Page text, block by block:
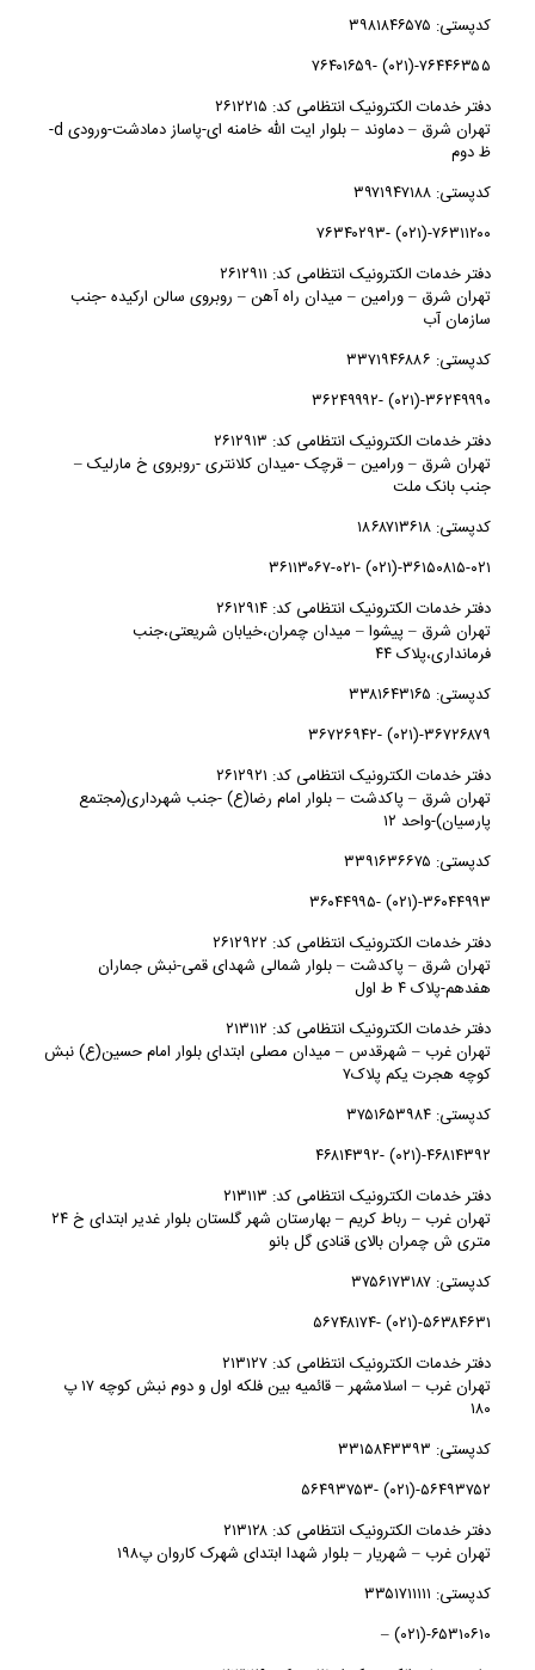
کدپستی: ۳۹۸۱۸۴۶۵۷۵
۷۶۴۴۶۳۵۵-(۰۲۱) -۷۶۴۰۱۶۵۹
دفتر خدمات الکترونیک انتظامی کد: ۲۶۱۲۲۱۵
تهران شرق – دماوند – بلوار ایت الله خامنه ای-پاساز دمادشت-ورودی d-
ظ دوم
کدپستی: ۳۹۷۱۹۴۷۱۸۸
۷۶۳۱۱۲۰۰-(۰۲۱) -۷۶۳۴۰۲۹۳
دفتر خدمات الکترونیک انتظامی کد: ۲۶۱۲۹۱۱
تهران شرق – ورامين – میدان راه آهن – روبروی سالن ارکیده -جنب
سازمان آب
کدپستی: ۳۳۷۱۹۴۶۸۸۶
۳۶۲۴۹۹۹۰-(۰۲۱) -۳۶۲۴۹۹۹۲
دفتر خدمات الکترونیک انتظامی کد: ۲۶۱۲۹۱۳
تهران شرق – ورامين – قرچک -میدان کلانتری -روبروی خ مارلیک –
جنب بانک ملت
کدپستی: ۱۸۶۸۷۱۳۶۱۸
۳۶۱۵۰۸۱۵-۰۲۱-(۰۲۱) -۳۶۱۱۳۰۶۷-۰۲۱
دفتر خدمات الکترونیک انتظامی کد: ۲۶۱۲۹۱۴
تهران شرق – پيشوا – میدان چمران،خیابان شریعتی،جنب
فرمانداری،پلاک ۴۴
کدپستی: ۳۳۸۱۶۴۳۱۶۵
۳۶۷۲۶۸۷۹-(۰۲۱) -۳۶۷۲۶۹۴۲
دفتر خدمات الکترونیک انتظامی کد: ۲۶۱۲۹۲۱
تهران شرق – پاكدشت – بلوار امام رضا(ع) -جنب شهرداری(مجتمع
پارسیان)-واحد ۱۲
کدپستی: ۳۳۹۱۶۳۶۶۷۵
۳۶۰۴۴۹۹۳-(۰۲۱) -۳۶۰۴۴۹۹۵
دفتر خدمات الکترونیک انتظامی کد: ۲۶۱۲۹۲۲
تهران شرق – پاكدشت – بلوار شمالی شهدای قمی-نبش جماران
هفدهم-پلاک ۴ ط اول
دفتر خدمات الکترونیک انتظامی کد: ۲۱۳۱۱۲
تهران غرب – شهرقدس – میدان مصلی ابتدای بلوار امام حسین(ع) نبش
کوچه هجرت یکم پلاک۷
کدپستی: ۳۷۵۱۶۵۳۹۸۴
۴۶۸۱۴۳۹۲-(۰۲۱) -۴۶۸۱۴۳۹۲
دفتر خدمات الکترونیک انتظامی کد: ۲۱۳۱۱۳
تهران غرب – رباط كريم – بهارستان شهر گلستان بلوار غدیر ابتدای خ ۲۴
متری ش چمران بالای قنادی گل بانو
کدپستی: ۳۷۵۶۱۷۳۱۸۷
۵۶۳۸۴۶۳۱-(۰۲۱) -۵۶۷۴۸۱۷۴
دفتر خدمات الکترونیک انتظامی کد: ۲۱۳۱۲۷
تهران غرب – اسلامشهر – قائمیه بین فلکه اول و دوم نبش کوچه ۱۷ پ
۱۸۰
کدپستی: ۳۳۱۵۸۴۳۳۹۳
۵۶۴۹۳۷۵۲-(۰۲۱) -۵۶۴۹۳۷۵۳
دفتر خدمات الکترونیک انتظامی کد: ۲۱۳۱۲۸
تهران غرب – شهريار – بلوار شهدا ابتدای شهرک کاروان پ۱۹۸
کدپستی: ۳۳۵۱۷۱۱۱۱۱
۶۵۳۱۰۶۱۰-(۰۲۱) –